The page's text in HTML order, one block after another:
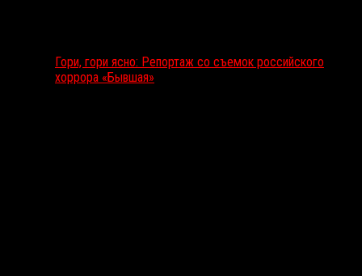
Гори, гори ясно: Репортаж со съемок российского
хоррора «Бывшая»